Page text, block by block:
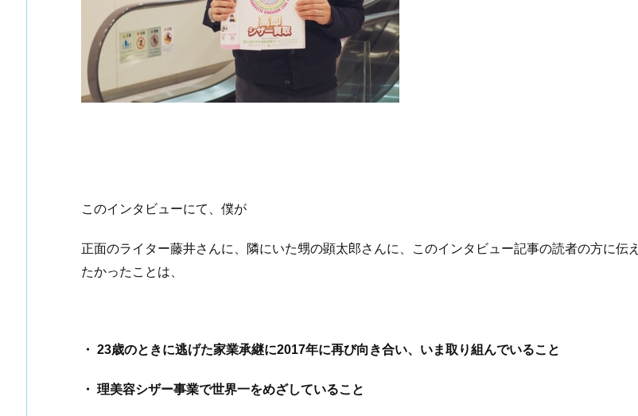
このインタビューにて、僕が
正面のライター藤井さんに、隣にいた甥の顕太郎さんに、このインタビュー記事の読者の方に伝え
たかったことは、
・ 23歳のときに逃げた家業承継に2017年に再び向き合い、いま取り組んでいること
・ 理美容シザー事業で世界一をめざしていること